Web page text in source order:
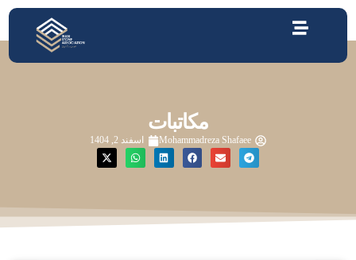
مکاتبات
Mohammadreza Shafaee اسفند 2, 1404